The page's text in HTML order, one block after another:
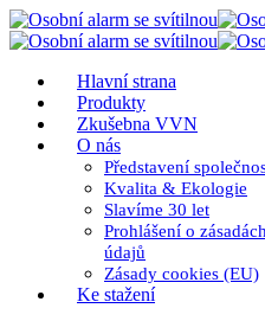
Hlavní strana
Produkty
Zkušebna VVN
O nás
Představení
Kvalita & Ekologie
Slavíme 30 let
Prohlášení o
údajů
Zásady cookies (EU)
Ke stažení